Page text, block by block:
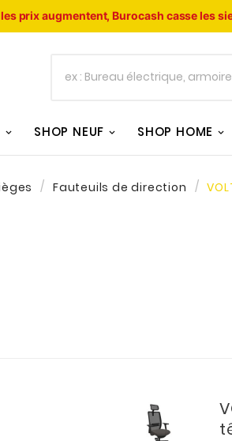
prix augmentent, Burocash casse les
SHOP NEUF SHOP HOME
Fauteuils de direction